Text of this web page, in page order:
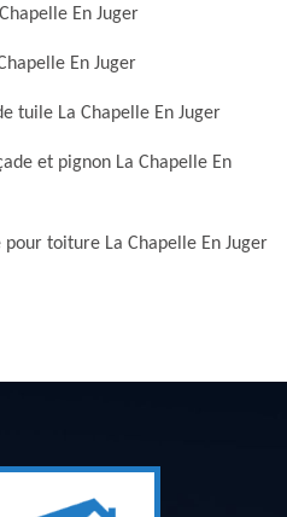
En Juger
En Juger
tuile La Chapelle En Juger
et pignon La Chapelle En
toiture La Chapelle En Juger